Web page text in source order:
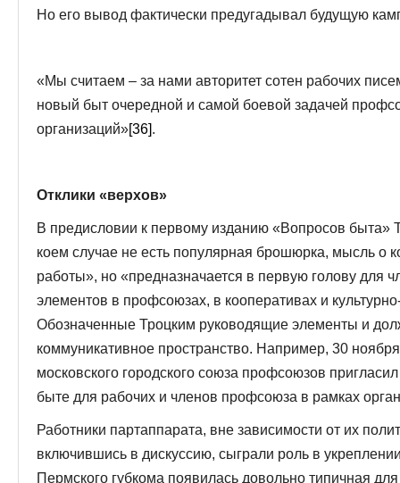
Но его вывод фактически предугадывал будущую
«Мы считаем – за нами авторитет сотен рабочих
новый быт очередной и самой боевой задачей
организаций»[36].
Отклики «верхов»
В предисловии к первому изданию «Вопросов быта»
коем случае не есть популярная брошюрка, мысль о
работы», но «предназначается в первую голову для
элементов в профсоюзах, в кооперативах и
Обозначенные Троцким руководящие элементы и
коммуникативное пространство. Например, 30
московского городского союза профсоюзов
быте для рабочих и членов профсоюза в рамках
Работники партаппарата, вне зависимости от их
включившись в дискуссию, сыграли роль в
Пермского губкома появилась довольно типичная